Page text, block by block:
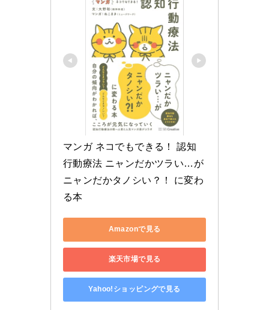
マンガ ネコでもできる！ 認知
行動療法 ニャンだかツラい…が
ニャンだかタノシい？！ に変わ
る本
Amazonで見る
楽天市場で見る
Yahoo!ショッピングで見る